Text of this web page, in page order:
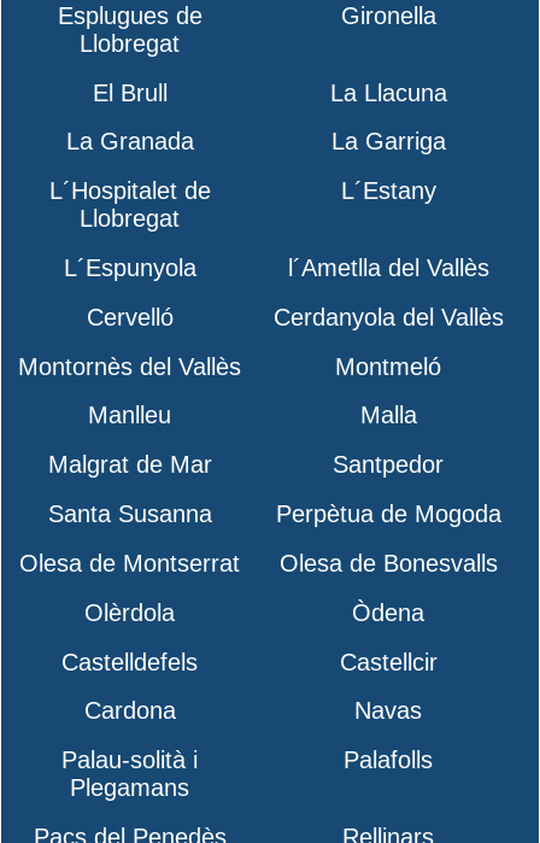
Esplugues de
Llobregat
Gironella
El Brull
La Llacuna
La Granada
La Garriga
L´Hospitalet de
Llobregat
L´Estany
L´Espunyola
l´Ametlla del Vallès
Cervelló
Cerdanyola del Vallès
Montornès del Vallès
Montmeló
Manlleu
Malla
Malgrat de Mar
Santpedor
Santa Susanna
Perpètua de Mogoda
Olesa de Montserrat
Olesa de Bonesvalls
Olèrdola
Òdena
Castelldefels
Castellcir
Cardona
Navas
Palau-solità i
Plegamans
Palafolls
Pacs del Penedès Rellinars